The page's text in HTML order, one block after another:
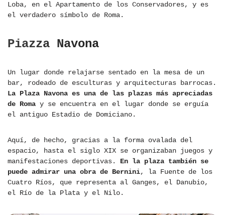
Loba, en el Apartamento de los Conservadores, y es
el verdadero símbolo de Roma.
Piazza Navona
Un lugar donde relajarse sentado en la mesa de un
bar, rodeado de esculturas y arquitecturas barrocas.
La Plaza Navona es una de las plazas más apreciadas
de Roma y se encuentra en el lugar donde se erguía
el antiguo Estadio de Domiciano.
Aquí, de hecho, gracias a la forma ovalada del
espacio, hasta el siglo XIX se organizaban juegos y
manifestaciones deportivas. En la plaza también se
puede admirar una obra de Bernini, la Fuente de los
Cuatro Ríos, que representa al Ganges, el Danubio,
el Río de la Plata y el Nilo.